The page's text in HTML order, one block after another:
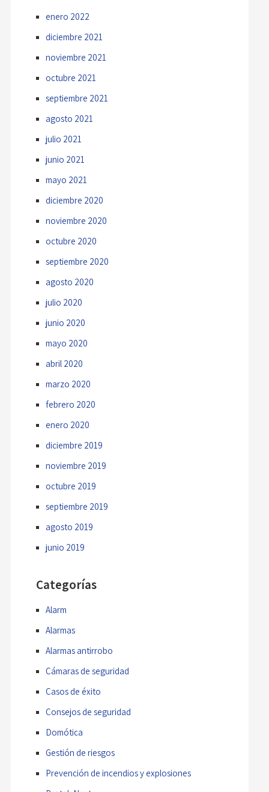
enero 2022
diciembre 2021
noviembre 2021
octubre 2021
septiembre 2021
agosto 2021
julio 2021
junio 2021
mayo 2021
diciembre 2020
noviembre 2020
octubre 2020
septiembre 2020
agosto 2020
julio 2020
junio 2020
mayo 2020
abril 2020
marzo 2020
febrero 2020
enero 2020
diciembre 2019
noviembre 2019
octubre 2019
septiembre 2019
agosto 2019
junio 2019
Categorías
Alarm
Alarmas
Alarmas antirrobo
Cámaras de seguridad
Casos de éxito
Consejos de seguridad
Domótica
Gestión de riesgos
Prevención de incendios y explosiones